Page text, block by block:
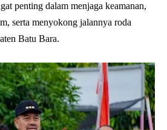
penting dalam menjaga keamanan,
serta menyokong jalannya roda
Batu Bara.